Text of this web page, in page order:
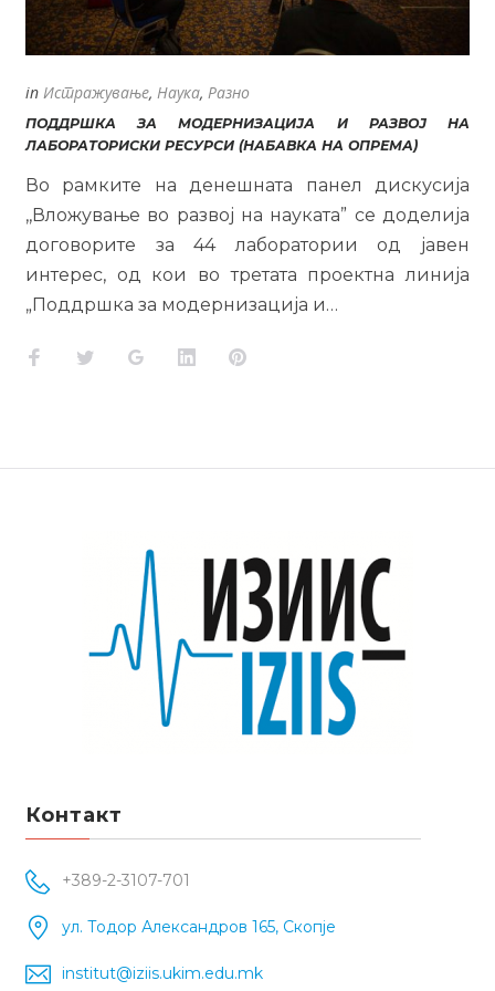
in Истражување, Наука, Разно
ПОДДРШКА ЗА МОДЕРНИЗАЦИЈА И РАЗВОЈ НА
ЛАБОРАТОРИСКИ РЕСУРСИ (НАБАВКА НА ОПРЕМА)
Во рамките на денешната панел дискусија
,,Вложување во развој на науката” се доделија
договорите за 44 лаборатории од јавен
интерес, од кои во третата проектна линија
„Поддршка за модернизација и…
Facebook
TwitterGoogle+LinkedInPinterest
Контакт
+389-2-3107-701
ул. Тодор Александров 165, Скопје
institut@iziis.ukim.edu.mk